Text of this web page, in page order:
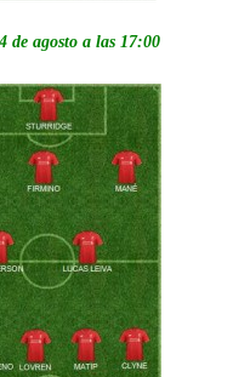
de agosto a las 17:00